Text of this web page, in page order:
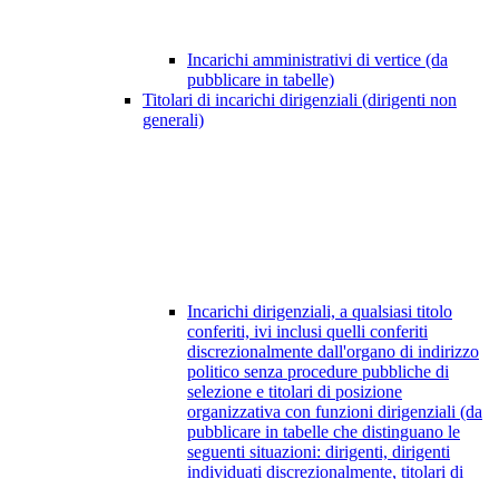
Incarichi amministrativi di vertice (da
pubblicare in tabelle)
Titolari di incarichi dirigenziali (dirigenti non
generali)
Incarichi dirigenziali, a qualsiasi titolo
conferiti, ivi inclusi quelli conferiti
discrezionalmente dall'organo di indirizzo
politico senza procedure pubbliche di
selezione e titolari di posizione
organizzativa con funzioni dirigenziali (da
pubblicare in tabelle che distinguano le
seguenti situazioni: dirigenti, dirigenti
individuati discrezionalmente, titolari di